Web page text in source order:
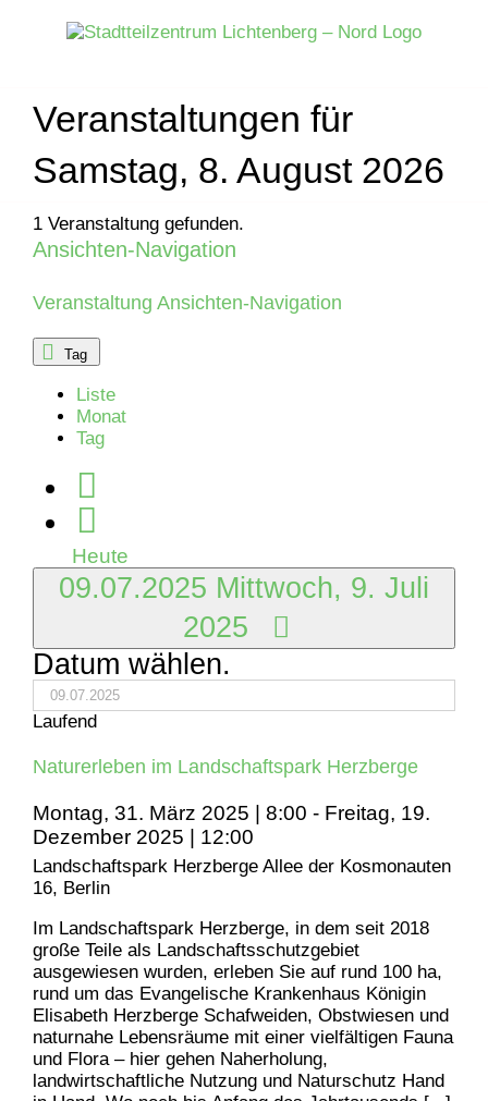
Veranstaltungen für
Samstag, 8. August 2026
1 Veranstaltung gefunden.
Veranstaltungen
für
Mittwoch,
9.
Juli
2025
Ansichten-Navigation
Veranstaltung Ansichten-Navigation
Tag
Liste
Monat
Tag
Heute
09.07.2025 Mittwoch, 9. Juli
2025
Datum wählen.
Laufend
Naturerleben im Landschaftspark Herzberge
Montag, 31. März 2025 | 8:00 - Freitag, 19.
Dezember 2025 | 12:00
Landschaftspark Herzberge Allee der Kosmonauten
16, Berlin
Im Landschaftspark Herzberge, in dem seit 2018
große Teile als Landschaftsschutzgebiet
ausgewiesen wurden, erleben Sie auf rund 100 ha,
rund um das Evangelische Krankenhaus Königin
Elisabeth Herzberge Schafweiden, Obstwiesen und
naturnahe Lebensräume mit einer vielfältigen Fauna
und Flora – hier gehen Naherholung,
landwirtschaftliche Nutzung und Naturschutz Hand